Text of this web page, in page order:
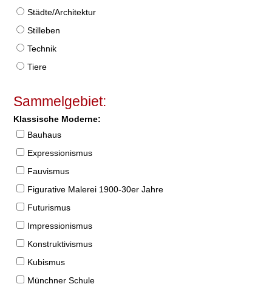
Städte/Architektur
Stilleben
Technik
Tiere
Sammelgebiet:
Klassische Moderne:
Bauhaus
Expressionismus
Fauvismus
Figurative Malerei 1900-30er Jahre
Futurismus
Impressionismus
Konstruktivismus
Kubismus
Münchner Schule